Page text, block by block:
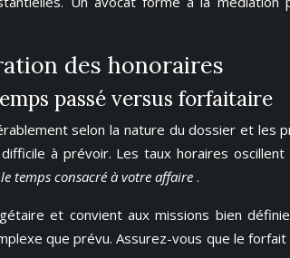
des honoraires
passé versus forfaitaire
selon la nature du dossier et
à prévoir. Les taux horaires
temps consacré à votre affaire .
et convient aux missions bien
que prévu. Assurez-vous que le